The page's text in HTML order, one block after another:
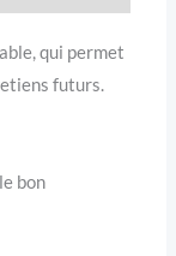
qui permet
futurs.
bon